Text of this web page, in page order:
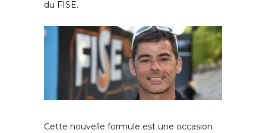
du FISE.
Cette nouvelle formule est une occasion